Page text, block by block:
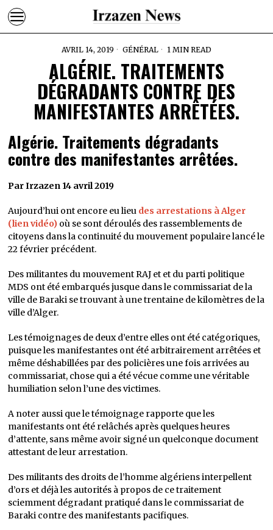
AVRIL 14, 2019 GÉNÉRAL 1 MIN READ
ALGÉRIE. TRAITEMENTS
DÉGRADANTS CONTRE DES
MANIFESTANTES ARRÊTÉES.
Algérie. Traitements dégradants
contre des manifestantes arrêtées.
Par Irzazen 14 avril 2019
Aujourd’hui ont encore eu lieu des arrestations à Alger
(lien vidéo) où se sont déroulés des rassemblements de
citoyens dans la continuité du mouvement populaire lancé le
22 février précédent.
Des militantes du mouvement RAJ et et du parti politique
MDS ont été embarqués jusque dans le commissariat de la
ville de Baraki se trouvant à une trentaine de kilomètres de la
ville d’Alger.
Les témoignages de deux d’entre elles ont été catégoriques,
puisque les manifestantes ont été arbitrairement arrêtées et
même déshabillées par des policières une fois arrivées au
commissariat, chose qui a été vécue comme une véritable
humiliation selon l’une des victimes.
A noter aussi que le témoignage rapporte que les
manifestants ont été relâchés après quelques heures
d’attente, sans même avoir signé un quelconque document
attestant de leur arrestation.
Des militants des droits de l’homme algériens interpellent
d’ors et déjà les autorités à propos de ce traitement
sciemment dégradant pratiqué dans le commissariat de
Baraki contre des manifestants pacifiques.